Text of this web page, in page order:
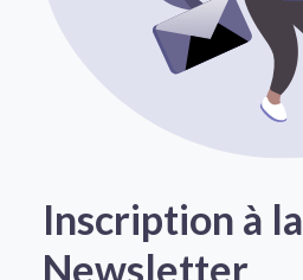
Inscription à la
Newsletter